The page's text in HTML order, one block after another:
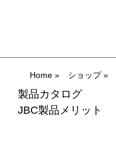
Home» ショップ»
製品カタログ
JBC製品メリット